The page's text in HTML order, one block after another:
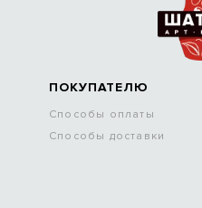
ПОКУПАТЕЛЮ
Способы оплаты
Способы доставки